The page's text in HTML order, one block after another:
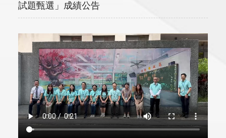
試題甄選」成績公告